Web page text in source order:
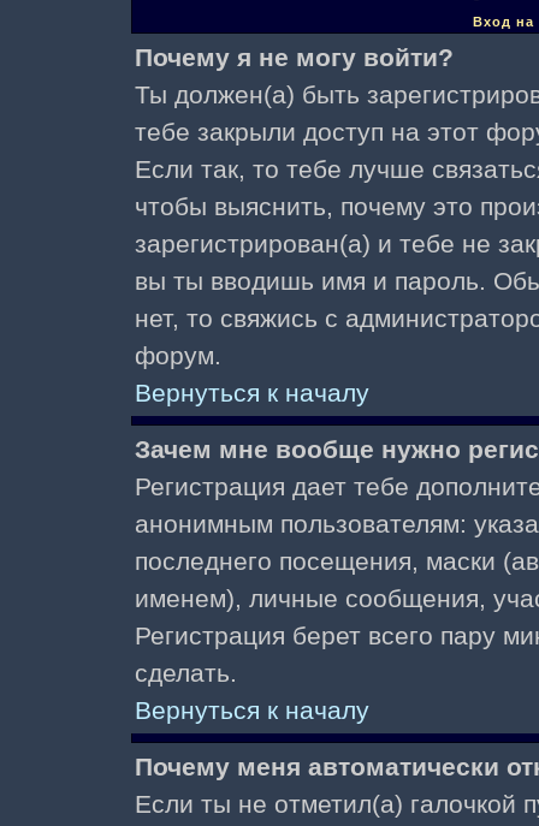
Вход на
Почему я не могу войти?
Ты должен(а) быть
тебе закрыли доступ на этот
Если так, то тебе лучше
чтобы выяснить, почему это
зарегистрирован(а) и тебе не
вы ты вводишь имя и пароль.
нет, то свяжись с
форум.
Вернуться к началу
Зачем мне вообще нужно
Регистрация дает тебе
анонимным пользователям:
последнего посещения, маски
именем), личные сообщения,
Регистрация берет всего пару
сделать.
Вернуться к началу
Почему меня автоматически
Если ты не отметил(а) галочкой